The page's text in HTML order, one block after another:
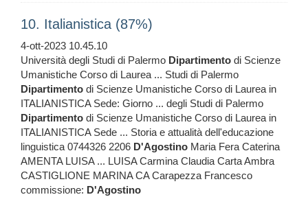
10. Italianistica (87%)
4-ott-2023 10.45.10
Università degli Studi di Palermo Dipartimento di Scienze
Umanistiche Corso di Laurea ... Studi di Palermo
Dipartimento di Scienze Umanistiche Corso di Laurea in
ITALIANISTICA Sede: Giorno ... degli Studi di Palermo
Dipartimento di Scienze Umanistiche Corso di Laurea in
ITALIANISTICA Sede ... Storia e attualità dell'educazione
linguistica 0744326 2206 D'Agostino Maria Fera Caterina
AMENTA LUISA ... LUISA Carmina Claudia Carta Ambra
CASTIGLIONE MARINA CA Carapezza Francesco
commissione: D'Agostino